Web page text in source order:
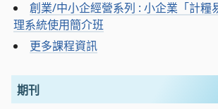
創業/中小企經營系列 : 小企業「計糧
理系統使用簡介班
更多課程資訊
期刊